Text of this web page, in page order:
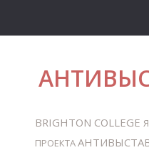
BRIGHTON COLLEGE
ПРОЕКТА